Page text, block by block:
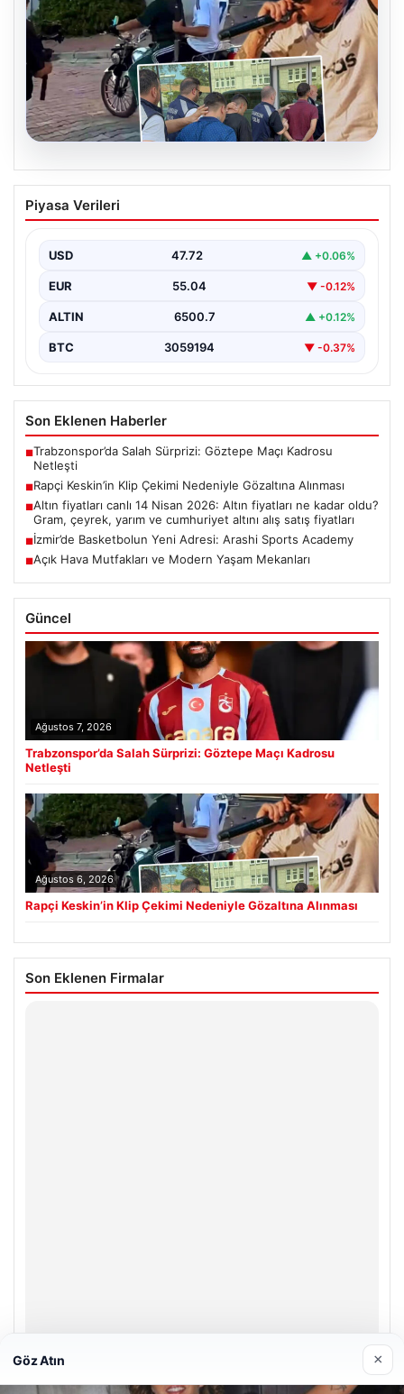
06.08.2026
Rapçi Keskin’in Klip Çekimi Nedeniyle
Gözaltına Alınması
bilinen rapçi Yüşa Keskin, klip çekimi sırasında silah…
Piyasa Verileri
USD 47.72 ▲ +0.06%
EUR 55.04 ▼ -0.12%
ALTIN 6500.7 ▲ +0.12%
BTC 3059194 ▼ -0.37%
Son Eklenen Haberler
■Trabzonspor’da Salah Sürprizi: Göztepe Maçı Kadrosu
Netleşti
■Rapçi Keskin’in Klip Çekimi Nedeniyle Gözaltına Alınması
■Altın fiyatları canlı 14 Nisan 2026: Altın fiyatları ne kadar oldu?
Gram, çeyrek, yarım ve cumhuriyet altını alış satış fiyatları
■İzmir’de Basketbolun Yeni Adresi: Arashi Sports Academy
■Açık Hava Mutfakları ve Modern Yaşam Mekanları
Güncel
Ağustos 7, 2026
Trabzonspor’da Salah Sürprizi: Göztepe Maçı Kadrosu
Netleşti
Ağustos 6, 2026
Rapçi Keskin’in Klip Çekimi Nedeniyle Gözaltına Alınması
Son Eklenen Firmalar
Göz Atın ×